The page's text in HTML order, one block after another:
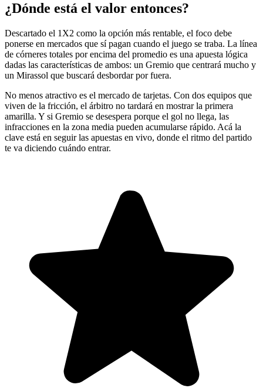
¿Dónde está el valor entonces?
Descartado el 1X2 como la opción más rentable, el foco debe
ponerse en mercados que sí pagan cuando el juego se traba. La línea
de córneres totales por encima del promedio es una apuesta lógica
dadas las características de ambos: un Gremio que centrará mucho y
un Mirassol que buscará desbordar por fuera.
No menos atractivo es el mercado de tarjetas. Con dos equipos que
viven de la fricción, el árbitro no tardará en mostrar la primera
amarilla. Y si Gremio se desespera porque el gol no llega, las
infracciones en la zona media pueden acumularse rápido. Acá la
clave está en seguir las apuestas en vivo, donde el ritmo del partido
te va diciendo cuándo entrar.